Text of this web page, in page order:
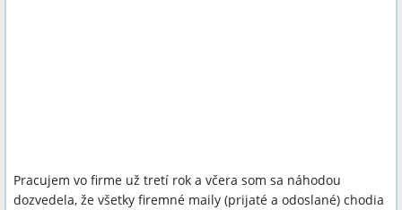
Pracujem vo firme už tretí rok a včera som sa náhodou
dozvedela, že všetky firemné maily (prijaté a odoslané) chodia